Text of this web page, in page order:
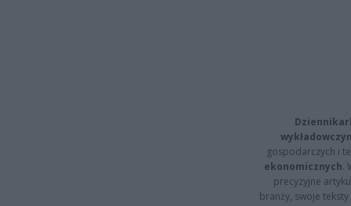
gospodarczych i
ekonomicznych.
precyzyjne
branży, swoje